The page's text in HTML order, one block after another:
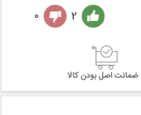
2
0
ضمانت اصل بودن کالا